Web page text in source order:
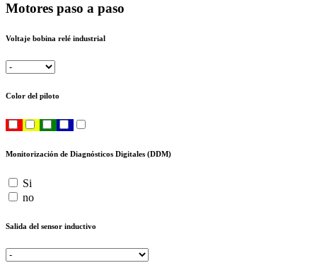
Motores paso a paso
Voltaje bobina relé industrial
Color del piloto
Monitorización de Diagnósticos Digitales (DDM)
Si
no
Salida del sensor inductivo